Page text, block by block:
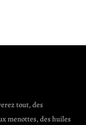
tout, des
menottes, des huiles